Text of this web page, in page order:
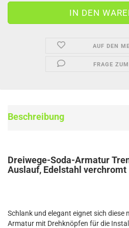
AUF DEN
FRAGE
Beschreibung
Dreiwege-Soda-Armatur
Auslauf, Edelstahl verchromt
Schlank und elegant eignet sich diese
Armatur mit Drehknöpfen für die